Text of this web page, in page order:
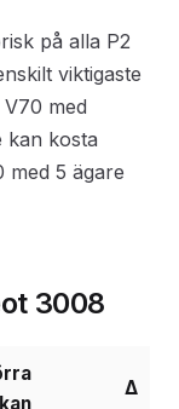
på alla P2
viktigaste
med
kan kosta
med 5 ägare
3008
Δ